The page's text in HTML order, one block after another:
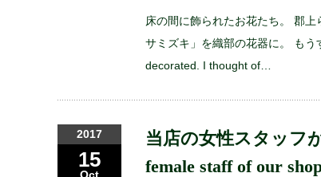
床の間に飾られたお花たち。 郡
サミズキ」を織部の花器に。 も
decorated. I thought of…
2017
15
Oct
当店の女性スタッフ
female staff of our